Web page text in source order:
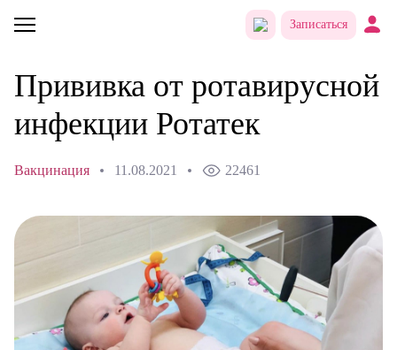
Записаться
Прививка от ротавирусной
инфекции Ротатек
Вакцинация 11.08.2021 22461